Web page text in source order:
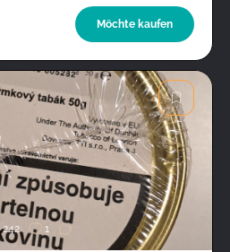
Möchte kaufen
Bild
242 1